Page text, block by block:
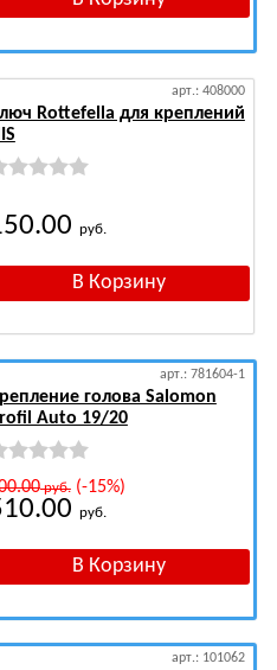
арт.: 408000
Rottefella для креплений
руб.
арт.: 781604-1
голова Salomon
Auto 19/20
руб.(-15%)
руб.
арт.: 101062